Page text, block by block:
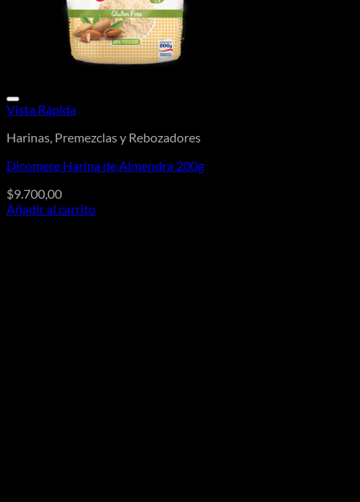
Vista Rápida
Harinas, Premezclas y Rebozadores
Dicomere Harina de Almendra 200g
$9.700,00
Añadir al carrito